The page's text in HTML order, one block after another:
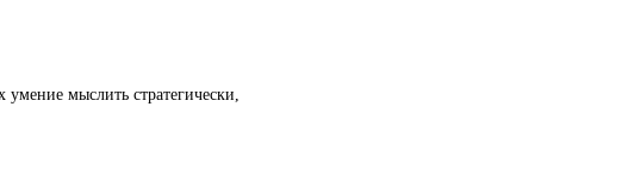
мыслить стратегически,